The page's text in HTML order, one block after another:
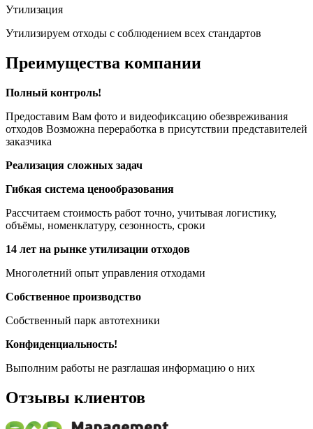
Утилизация
Утилизируем отходы с соблюдением всех стандартов
Преимущества компании
Полный контроль!
Предоставим Вам фото и видеофиксацию обезвреживания
отходов Возможна переработка в присутствии представителей
заказчика
Реализация сложных задач
Гибкая система ценообразования
Рассчитаем стоимость работ точно, учитывая логистику,
объёмы, номенклатуру, сезонность, сроки
14 лет на рынке утилизации отходов
Многолетний опыт управления отходами
Собственное производство
Собственный парк автотехники
Конфиденциальность!
Выполним работы не разглашая информацию о них
Отзывы клиентов